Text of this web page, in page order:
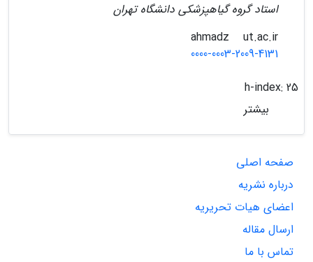
استاد گروه گیاهپزشکی دانشگاه تهران
ut.ac.ir
0000-0003-2009-4131
h-index: 25
بیشتر
صفحه اصلی
درباره نشریه
اعضای هیات تحریریه
ارسال مقاله
تماس با ما